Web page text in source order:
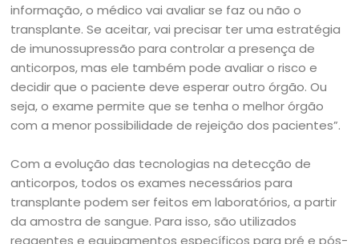
informação, o médico vai avaliar se faz ou não o
transplante. Se aceitar, vai precisar ter uma estratégia
de imunossupressão para controlar a presença de
anticorpos, mas ele também pode avaliar o risco e
decidir que o paciente deve esperar outro órgão. Ou
seja, o exame permite que se tenha o melhor órgão
com a menor possibilidade de rejeição dos pacientes”.
Com a evolução das tecnologias na detecção de
anticorpos, todos os exames necessários para
transplante podem ser feitos em laboratórios, a partir
da amostra de sangue. Para isso, são utilizados
reagentes e equipamentos específicos para pré e pós-